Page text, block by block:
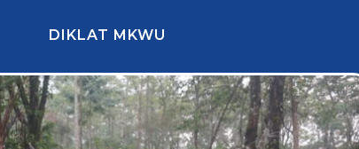
DIKLAT MKWU